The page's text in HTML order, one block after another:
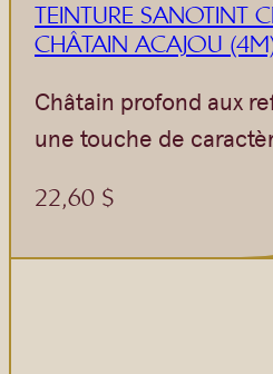
TEINTURE SANOTINT
CHÂTAIN ACAJOU
Châtain profond aux
une touche de
22,60 $